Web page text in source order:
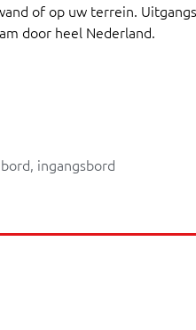
of op uw terrein.
door heel Nederland.
, ingangsbord